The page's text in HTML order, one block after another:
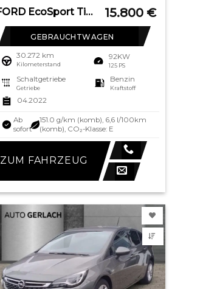
FORD EcoSport Titanium LED ACC Apple CarPlay Android 15.800 €
GEBRAUCHTWAGEN
30.272 km
Kilometerstand
92KW
125 PS
Schaltgetriebe
Getriebe
Benzin
Kraftstoff
04.2022
Ab
sofort
151.0 g/km (komb), 6,6 l/100km
(komb), CO₂-Klasse: E
ZUM FAHRZEUG